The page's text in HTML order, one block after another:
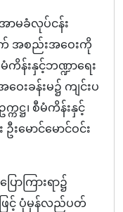
ာမခံလုပ်ငန်း
က် အစည်းအဝေးကို
န်းနှင့်ဘဏ္ဍာရေး
ေးခန်းမ၌ ကျင်းပ
ကဋ္ဌ၊ စီမံကိန်းနှင့်
းမောင်မောင်ဝင်း
ာကြားရာ၌
ြင့် ပုံမှန်လည်ပတ်